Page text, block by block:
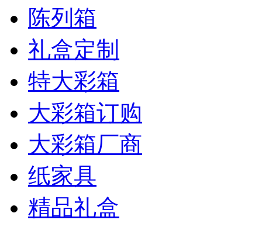
陈列箱
礼盒定制
特大彩箱
大彩箱订购
大彩箱厂商
纸家具
精品礼盒